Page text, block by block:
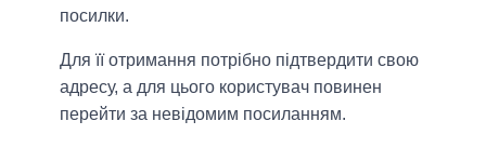
посилки.
Для її отримання потрібно підтвердити свою
адресу, а для цього користувач повинен
перейти за невідомим посиланням.